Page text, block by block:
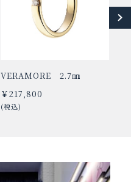
VERAMORE 2.7㎜
￥217,800
(税込)